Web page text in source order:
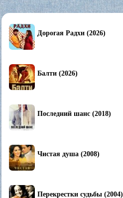
Дорогая Радхи (2026)
Балти (2026)
Последний шанс (2018)
Чистая душа (2008)
Перекрестки судьбы (2004)